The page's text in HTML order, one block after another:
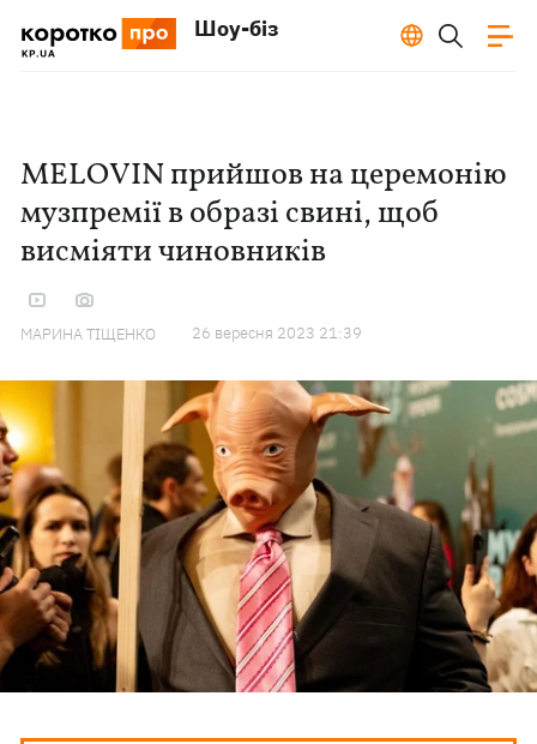
Шоу-біз
MELOVIN прийшов на церемонію
музпремії в образі свині, щоб
висміяти чиновників
МАРИНА ТІЩЕНКО 26 вересня 2023 21:39